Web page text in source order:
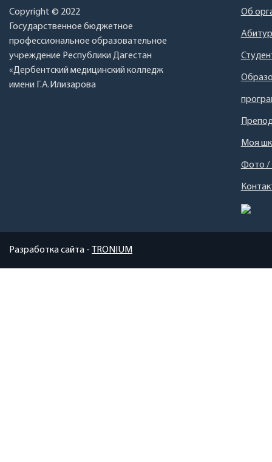
Copyright © 2022
Государственное бюджетное
профессиональное образовательное
учреждение Республики Дагестан
«Дербентский медицинский колледж
имени Г.А.Илизарова
Об
Моя
Фото /
Разработка сайта - TRONIUM